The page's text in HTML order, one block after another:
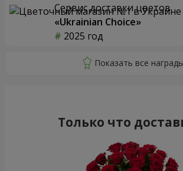
Сервис доставки цветов
«Ukrainian Choice»
2025 год
Только что